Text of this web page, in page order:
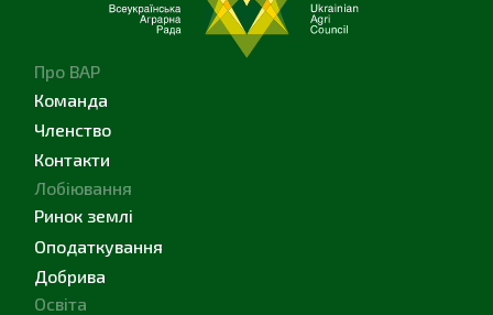
Про ВАР
Команда
Членство
Контакти
Лобіювання
Ринок землі
Оподаткування
Добрива
Освіта